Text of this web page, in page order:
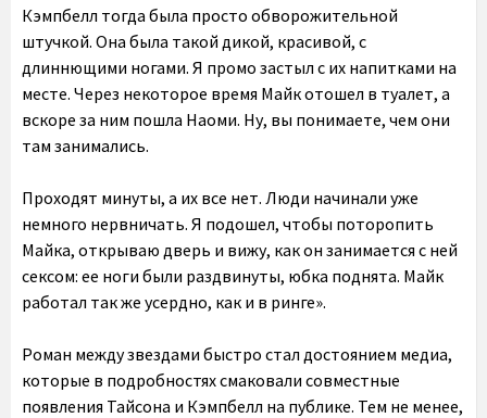
Кэмпбелл тогда была просто обворожительной
штучкой. Она была такой дикой, красивой, с
длиннющими ногами. Я промо застыл с их напитками на
месте. Через некоторое время Майк отошел в туалет, а
вскоре за ним пошла Наоми. Ну, вы понимаете, чем они
там занимались.
Проходят минуты, а их все нет. Люди начинали уже
немного нервничать. Я подошел, чтобы поторопить
Майка, открываю дверь и вижу, как он занимается с ней
сексом: ее ноги были раздвинуты, юбка поднята. Майк
работал так же усердно, как и в ринге».
Роман между звездами быстро стал достоянием медиа,
которые в подробностях смаковали совместные
появления Тайсона и Кэмпбелл на публике. Тем не менее,